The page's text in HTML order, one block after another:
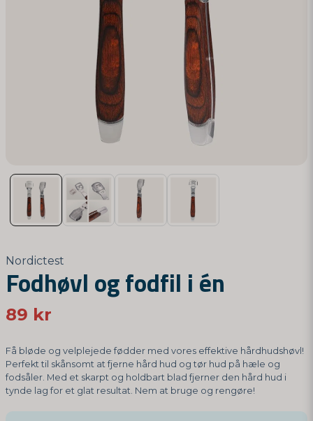
Nordictest
Fodhøvl og fodfil i én
89 kr
Få bløde og velplejede fødder med vores effektive hårdhudshøvl!
Perfekt til skånsomt at fjerne hård hud og tør hud på hæle og
fodsåler. Med et skarpt og holdbart blad fjerner den hård hud i
tynde lag for et glat resultat. Nem at bruge og rengøre!